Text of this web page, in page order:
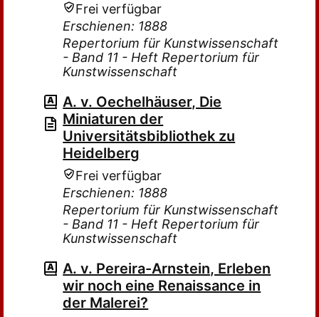
Frei verfügbar
Erschienen: 1888
Repertorium für Kunstwissenschaft
- Band 11 - Heft Repertorium für
Kunstwissenschaft
A. v. Oechelhäuser, Die
Miniaturen der
Universitätsbibliothek zu
Heidelberg
Frei verfügbar
Erschienen: 1888
Repertorium für Kunstwissenschaft
- Band 11 - Heft Repertorium für
Kunstwissenschaft
A. v. Pereira-Arnstein, Erleben
wir noch eine Renaissance in
der Malerei?